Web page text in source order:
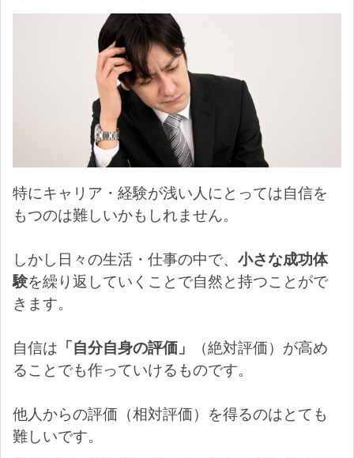
特にキャリア・経験が浅い人にとっては自信を
もつのは難しいかもしれません。
しかし日々の生活・仕事の中で、 小さな成功体
験を繰り返していくことで自然と持つことがで
きます。
自信は 「自分自身の評価」
（絶対評価）が高め
ることでも作っていけるものです。
他人からの評価（相対評価）を得るのはとても
難しいです。